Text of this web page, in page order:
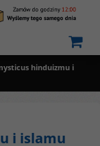
hinduizmu i
i islamu